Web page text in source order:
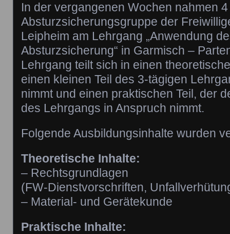
In der vergangenen Wochen nahmen
Absturzsicherungsgruppe der
Leipheim am Lehrgang „Anwendung
Absturzsicherung“ in Garmisch –
Lehrgang teilt sich in einen
einen kleinen Teil des 3-tägigen
nimmt und einen praktischen Teil, der
des Lehrgangs in Anspruch nimmt.
Folgende Ausbildungsinhalte wurden
Theoretische Inhalte:
– Rechtsgrundlagen
(FW-Dienstvorschriften,
– Material- und Gerätekunde
Praktische Inhalte: